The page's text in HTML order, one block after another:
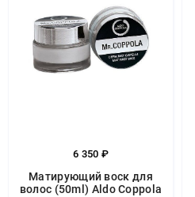
6 350 ₽
Матирующий воск для
волос (50ml) Aldo Coppola